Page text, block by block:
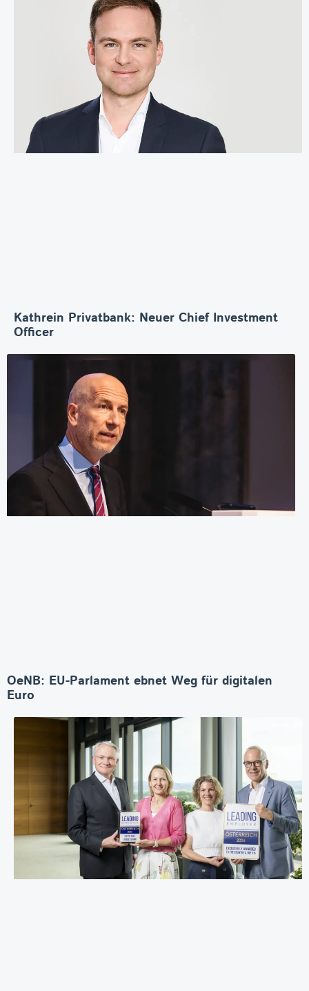
Kathrein Privatbank: Neuer Chief Investment
Officer
OeNB: EU-Parlament ebnet Weg für digitalen
Euro